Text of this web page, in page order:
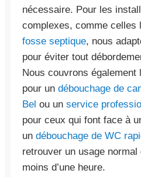
nécessaire. Pour les
complexes, comme celles
fosse septique, nous
pour éviter tout
Nous couvrons
pour un débouchage de
Bel ou un service
pour ceux qui font face à
un débouchage de WC
retrouver un usage
moins d’une heure.